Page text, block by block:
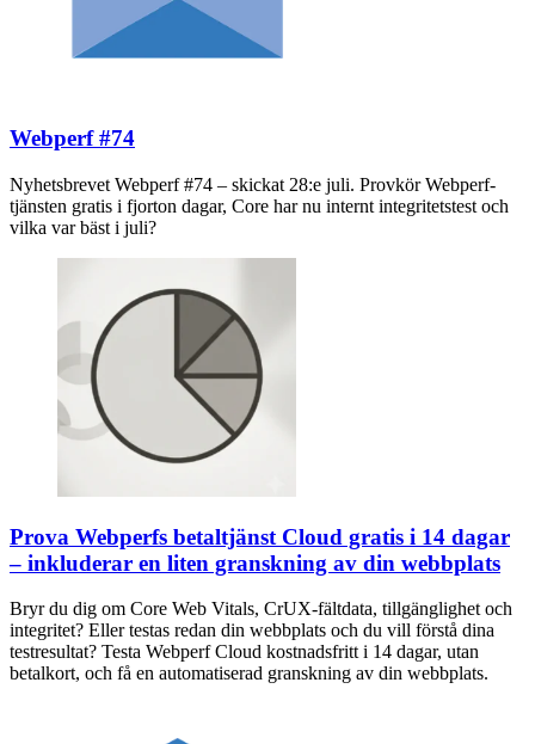
Webperf #74
Nyhetsbrevet Webperf #74 – skickat 28:e juli. Provkör Webperf-
tjänsten gratis i fjorton dagar, Core har nu internt integritetstest och
vilka var bäst i juli?
Prova Webperfs betaltjänst Cloud gratis i 14 dagar
– inkluderar en liten granskning av din webbplats
Bryr du dig om Core Web Vitals, CrUX-fältdata, tillgänglighet och
integritet? Eller testas redan din webbplats och du vill förstå dina
testresultat? Testa Webperf Cloud kostnadsfritt i 14 dagar, utan
betalkort, och få en automatiserad granskning av din webbplats.